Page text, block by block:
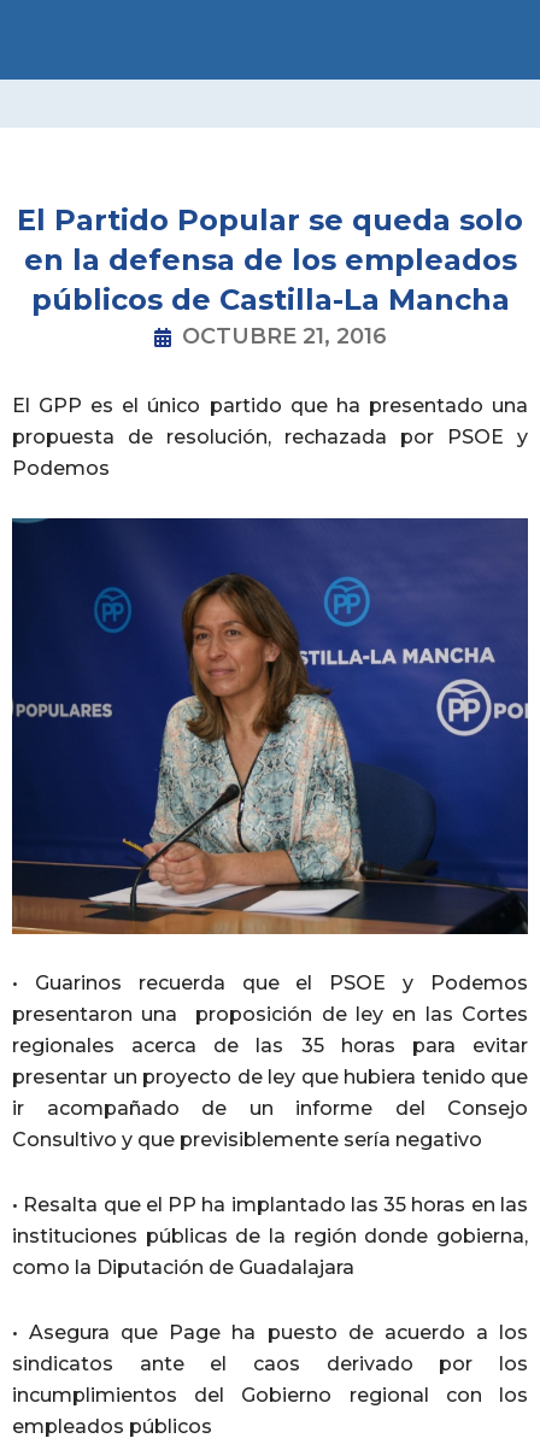
El Partido Popular se queda solo
en la defensa de los empleados
públicos de Castilla-La Mancha
OCTUBRE 21, 2016
El GPP es el único partido que ha presentado una
propuesta de resolución, rechazada por PSOE y
Podemos
• Guarinos recuerda que el PSOE y Podemos
presentaron una proposición de ley en las Cortes
regionales acerca de las 35 horas para evitar
presentar un proyecto de ley que hubiera tenido que
ir acompañado de un informe del Consejo
Consultivo y que previsiblemente sería negativo
• Resalta que el PP ha implantado las 35 horas en las
instituciones públicas de la región donde gobierna,
como la Diputación de Guadalajara
• Asegura que Page ha puesto de acuerdo a los
sindicatos ante el caos derivado por los
incumplimientos del Gobierno regional con los
empleados públicos